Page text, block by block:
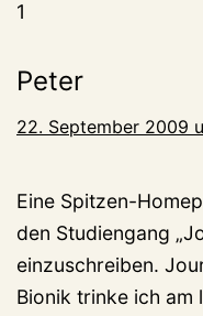
1
Peter
22. September 2009
Eine Spitzen-
den Studiengang
einzuschreiben.
Bionik trinke ich am